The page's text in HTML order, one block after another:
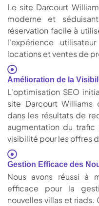
Le site Darcourt
moderne et
réservation facile à
l'expérience
locations et ventes de
Amélioration de la
L'optimisation SEO
site Darcourt
dans les résultats de
augmentation du
visibilité pour les offres
Gestion Efficace des
Nous avons réussi à
efficace pour la
nouvelles villas et